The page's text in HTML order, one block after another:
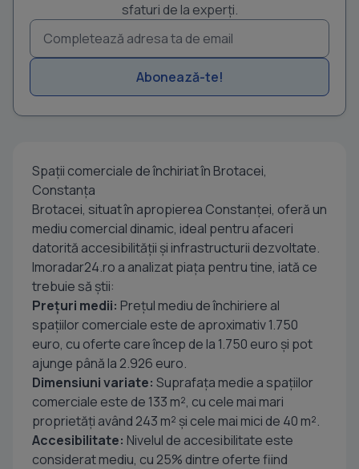
sfaturi de la experți.
Abonează-te!
Spaţii comerciale de închiriat în Brotacei,
Constanța
Brotacei, situat în apropierea Constanței, oferă un
mediu comercial dinamic, ideal pentru afaceri
datorită accesibilității și infrastructurii dezvoltate.
Imoradar24.ro a analizat piața pentru tine, iată ce
trebuie să știi:
Prețuri medii: Prețul mediu de închiriere al
spațiilor comerciale este de aproximativ 1.750
euro, cu oferte care încep de la 1.750 euro și pot
ajunge până la 2.926 euro.
Dimensiuni variate: Suprafața medie a spațiilor
comerciale este de 133 m², cu cele mai mari
proprietăți având 243 m² și cele mai mici de 40 m².
Accesibilitate: Nivelul de accesibilitate este
considerat mediu, cu 25% dintre oferte fiind